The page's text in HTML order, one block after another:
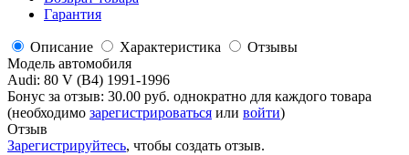
Гарантия
Описание Характеристика
Отзывы
Модель автомобиля
Audi: 80 V (B4) 1991-1996
Бонус за отзыв: 30.00 руб. однократно для каждого товара
(необходимо зарегистрироваться или войти)
Отзыв
Зарегистрируйтесь, чтобы создать отзыв.